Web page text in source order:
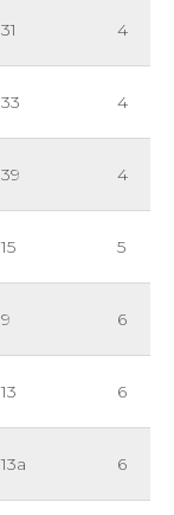
31 4
33 4
39 4
15 5
9 6
13 6
13а 6